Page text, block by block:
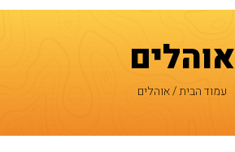
אוהלים
עמוד הבית/ אוהלים